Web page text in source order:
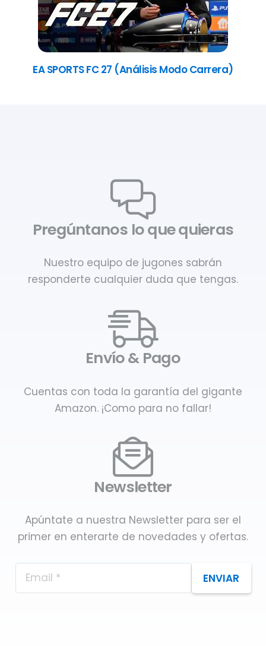
EA SPORTS FC 27 (Análisis Modo Carrera)
Pregúntanos lo que quieras
Nuestro equipo de jugones sabrán
responderte cualquier duda que tengas.
Envío & Pago
Cuentas con toda la garantía del gigante
Amazon. ¡Como para no fallar!
Newsletter
Apúntate a nuestra Newsletter para ser el
primer en enterarte de novedades y ofertas.
ENVIAR